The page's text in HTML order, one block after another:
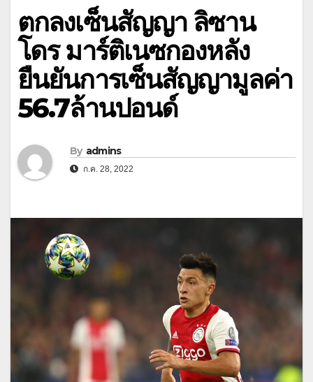
ตกลงเซ็นสัญญา ลิซาน
โดร มาร์ติเนซกองหลัง
ยืนยันการเซ็นสัญญามูลค่า
56.7ล้านปอนด์
By admins
ก.ค. 28, 2022